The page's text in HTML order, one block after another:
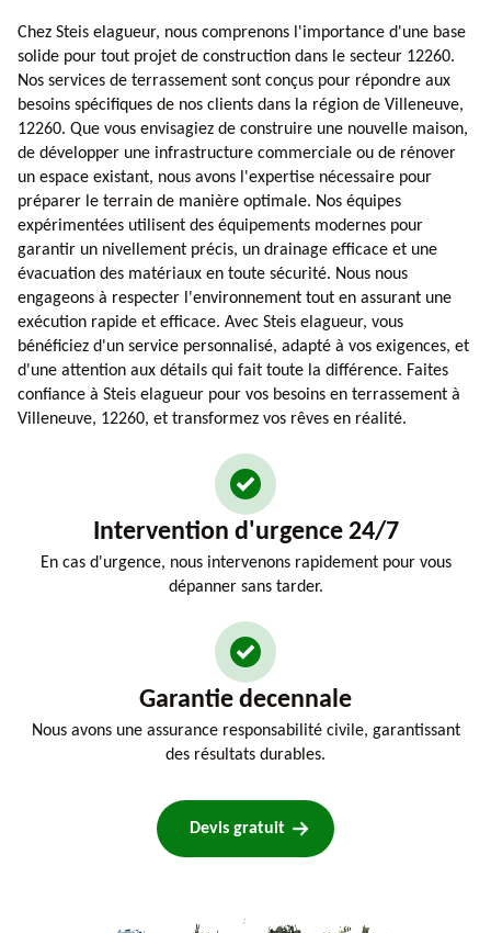
Chez Steis elagueur, nous comprenons l'importance d'une base
solide pour tout projet de construction dans le secteur 12260.
Nos services de terrassement sont conçus pour répondre aux
besoins spécifiques de nos clients dans la région de Villeneuve,
12260. Que vous envisagiez de construire une nouvelle maison,
de développer une infrastructure commerciale ou de rénover
un espace existant, nous avons l'expertise nécessaire pour
préparer le terrain de manière optimale. Nos équipes
expérimentées utilisent des équipements modernes pour
garantir un nivellement précis, un drainage efficace et une
évacuation des matériaux en toute sécurité. Nous nous
engageons à respecter l'environnement tout en assurant une
exécution rapide et efficace. Avec Steis elagueur, vous
bénéficiez d'un service personnalisé, adapté à vos exigences, et
d'une attention aux détails qui fait toute la différence. Faites
confiance à Steis elagueur pour vos besoins en terrassement à
Villeneuve, 12260, et transformez vos rêves en réalité.
Intervention d'urgence 24/7
En cas d'urgence, nous intervenons rapidement pour vous
dépanner sans tarder.
Garantie decennale
Nous avons une assurance responsabilité civile, garantissant
des résultats durables.
Devis gratuit